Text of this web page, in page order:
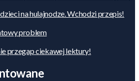
na hulajnodze. Wchodzi przepis!
problem
przegap ciekawej lektury!